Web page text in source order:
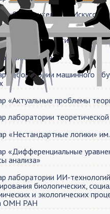
«Объяснительный
вероятностный
и математическая
Книгочтения
лаборатории машинного
«Актуальные проблемы
лаборатории
«Нестандартные логики»
«Дифференциальные
анализа»
лаборатории ИИ-
биологических,
и экологических
ОМН РАН